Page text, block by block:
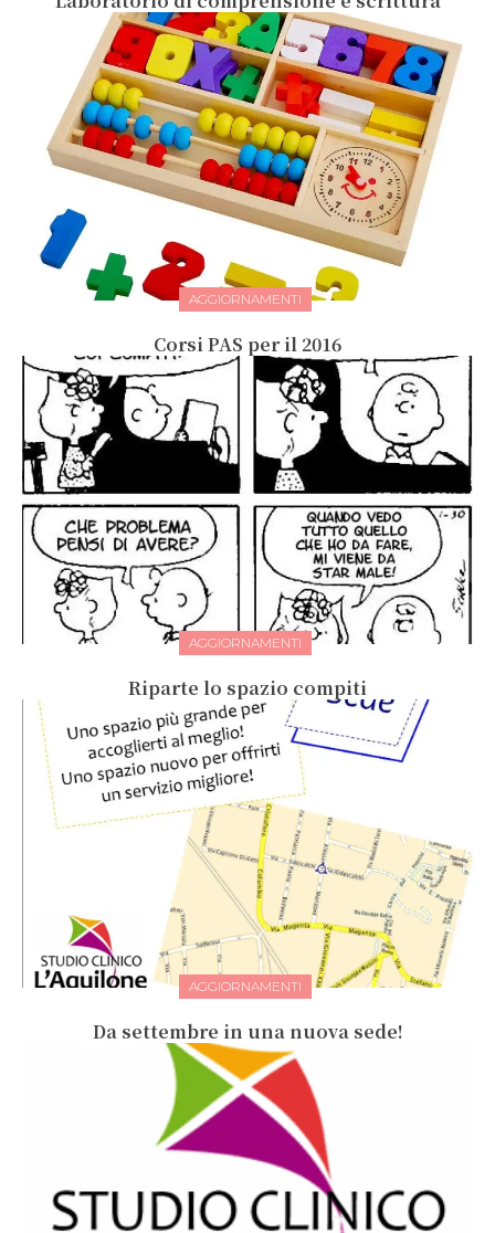
AGGIORNAMENTI
Corsi PAS per il 2016
AGGIORNAMENTI
Riparte lo spazio compiti
AGGIORNAMENTI
Da settembre in una nuova sede!